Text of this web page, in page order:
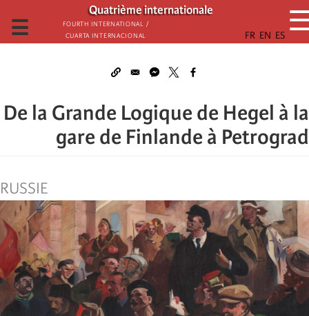
تجاوز
إلى
المحتوى
Quatrième internationale
Fourth International /
Cuarta Internacional
☰
De la Grande Logique de Hegel à la
gare de Finlande à Petrograd
RUSSIE